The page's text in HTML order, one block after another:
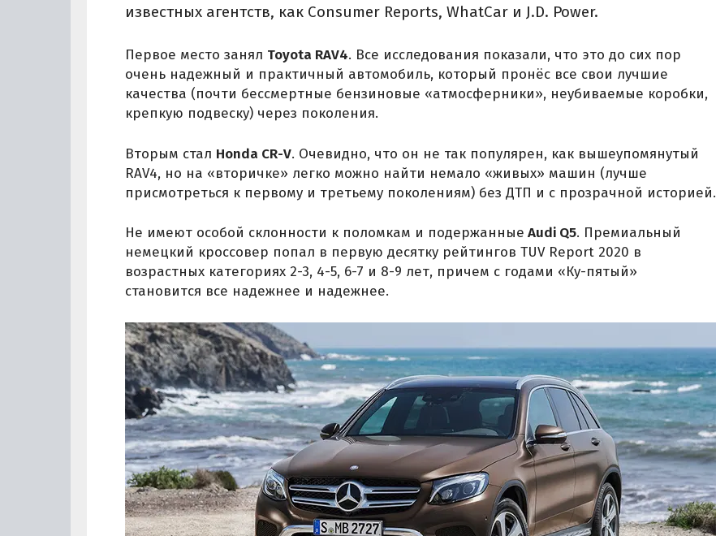
известных агентств, как Consumer Reports, WhatCar и J.D. Power.
Первое место занял Toyota RAV4. Все исследования показали, что это до сих пор
очень надежный и практичный автомобиль, который пронёс все свои лучшие
качества (почти бессмертные бензиновые «атмосферники», неубиваемые коробки,
крепкую подвеску) через поколения.
Вторым стал Honda CR-V. Очевидно, что он не так популярен, как вышеупомянутый
RAV4, но на «вторичке» легко можно найти немало «живых» машин (лучше
присмотреться к первому и третьему поколениям) без ДТП и с прозрачной историей.
Не имеют особой склонности к поломкам и подержанные Audi Q5. Премиальный
немецкий кроссовер попал в первую десятку рейтингов TUV Report 2020 в
возрастных категориях 2-3, 4-5, 6-7 и 8-9 лет, причем с годами «Ку-пятый»
становится все надежнее и надежнее.